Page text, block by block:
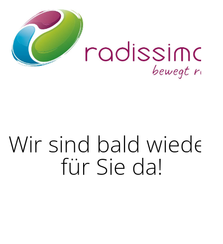
Wir sind bald wieder
für Sie da!